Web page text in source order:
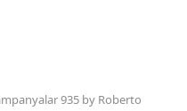
935 by Roberto